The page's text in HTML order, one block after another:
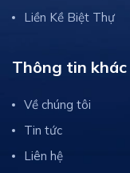
Liền Kề Biệt Thự
Thông tin khác
Về chúng tôi
Tin tức
Liên hệ